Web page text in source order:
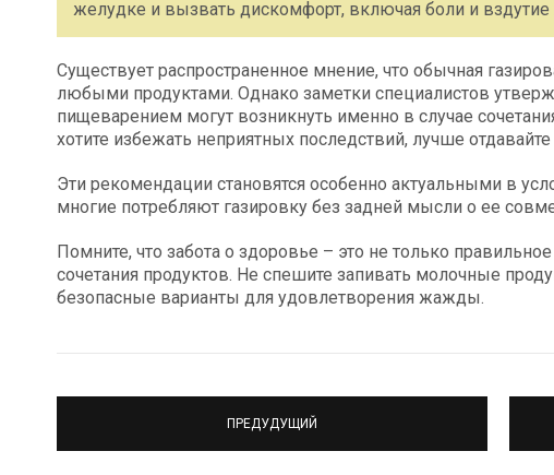
желудке и вызвать дискомфорт, включая боли и вздутие
Существует распространенное мнение, что обычная
любыми продуктами. Однако заметки специалистов
пищеварением могут возникнуть именно в случае
хотите избежать неприятных последствий, лучше
Эти рекомендации становятся особенно актуальными в
многие потребляют газировку без задней мысли о ее
Помните, что забота о здоровье – это не только
сочетания продуктов. Не спешите запивать молочные
безопасные варианты для удовлетворения жажды.
ПРЕДУДУЩИЙ